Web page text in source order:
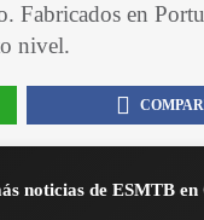
Fabricados en
nivel.
noticias de ESMTB en